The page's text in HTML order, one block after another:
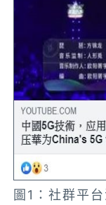
圖1：社群平